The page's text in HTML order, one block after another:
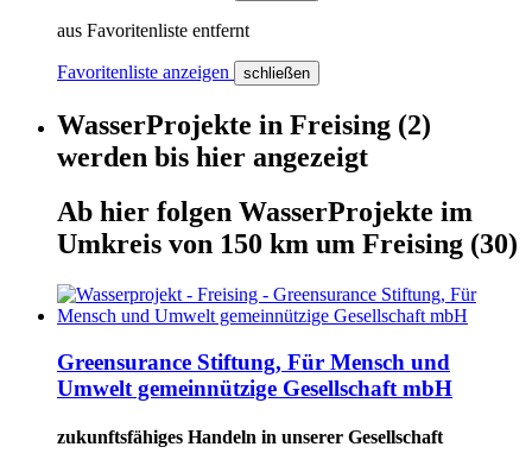
aus Favoritenliste entfernt
Favoritenliste anzeigen schließen
WasserProjekte in Freising (2)
werden bis hier angezeigt
Ab hier folgen WasserProjekte im
Umkreis von 150 km um Freising (30)
Greensurance Stiftung, Für Mensch und
Umwelt gemeinnützige Gesellschaft mbH
zukunftsfähiges Handeln in unserer Gesellschaft